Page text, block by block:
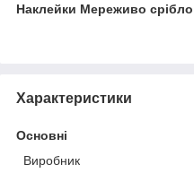
Наклейки Мереживо срібло
Характеристики
Основні
Виробник